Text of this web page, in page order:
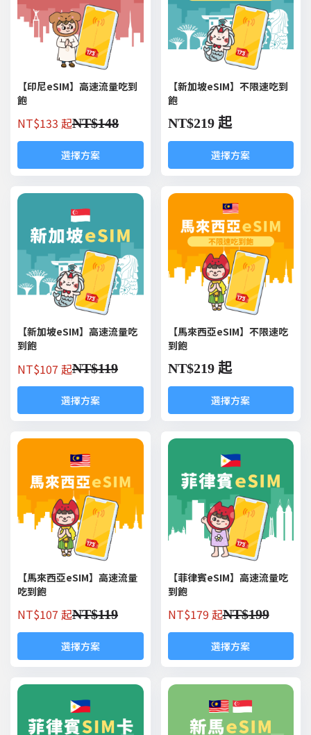
【印尼eSIM】高速流量吃到
飽
NT$133 起NT$148
選擇方案
【新加坡eSIM】不限速吃到
飽
NT$219 起
選擇方案
【新加坡eSIM】高速流量吃
到飽
NT$107 起NT$119
選擇方案
【馬來西亞eSIM】不限速吃
到飽
NT$219 起
選擇方案
【馬來西亞eSIM】高速流量
吃到飽
NT$107 起NT$119
選擇方案
【菲律賓eSIM】高速流量吃
到飽
NT$179 起NT$199
選擇方案